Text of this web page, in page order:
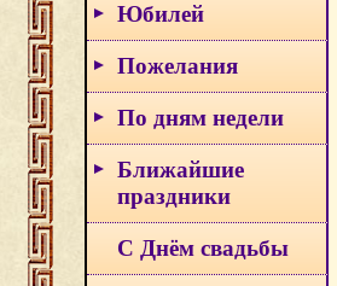
Юбилей
Пожелания
По дням недели
Ближайшие
праздники
С Днём свадьбы